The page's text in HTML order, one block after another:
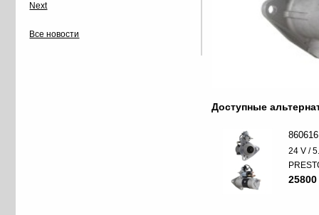
Доступные
860616
24 V /
Next
Все новости